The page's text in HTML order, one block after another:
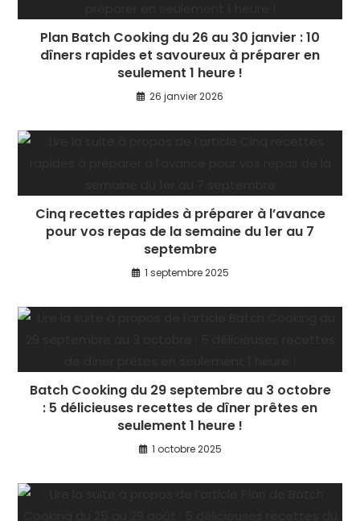
Plan Batch Cooking du 26 au 30 janvier : 10
dîners rapides et savoureux à préparer en
seulement 1 heure !
26 janvier 2026
Cinq recettes rapides à préparer à l’avance
pour vos repas de la semaine du 1er au 7
septembre
1 septembre 2025
Batch Cooking du 29 septembre au 3 octobre
: 5 délicieuses recettes de dîner prêtes en
seulement 1 heure !
1 octobre 2025